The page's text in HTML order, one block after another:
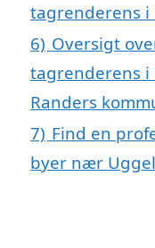
tagrenderens i
6) Oversigt
tagrenderens i
Randers
7) Find en
byer nær